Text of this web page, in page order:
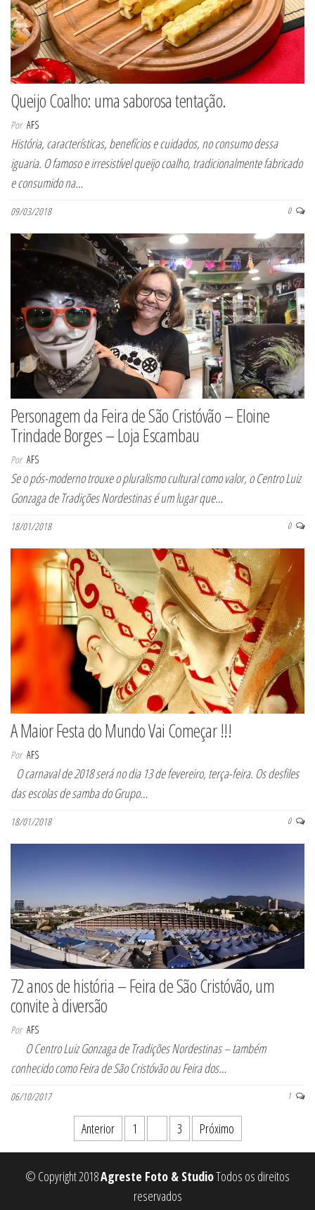
Queijo Coalho: uma saborosa tentação.
Por AFS
História, características, benefícios e cuidados, no consumo dessa
iguaria. O famoso e irresistível queijo coalho, tradicionalmente fabricado
e consumido na…
09/03/2018 0
Personagem da Feira de São Cristóvão – Eloine
Trindade Borges – Loja Escambau
Por AFS
Se o pós-moderno trouxe o pluralismo cultural como valor, o Centro Luiz
Gonzaga de Tradições Nordestinas é um lugar que…
18/01/2018 0
A Maior Festa do Mundo Vai Começar !!!
Por AFS
O carnaval de 2018 será no dia 13 de fevereiro, terça-feira. Os desfiles
das escolas de samba do Grupo…
18/01/2018 0
72 anos de história – Feira de São Cristóvão, um
convite à diversão
Por AFS
O Centro Luiz Gonzaga de Tradições Nordestinas – também
conhecido como Feira de São Cristóvão ou Feira dos…
06/10/2017 1
Paginação de posts
Anterior 1 3 Próximo
© Copyright 2018Agreste Foto & StudioTodos os direitos
reservados